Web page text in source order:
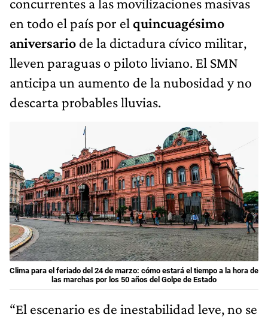
en todo el país por el quincuagésimo
aniversario de la dictadura cívico militar,
lleven paraguas o piloto liviano. El SMN
anticipa un aumento de la nubosidad y no
descarta probables lluvias.
Clima para el feriado del 24 de marzo: cómo estará el tiempo a la hora de
las marchas por los 50 años del Golpe de Estado
“El escenario es de inestabilidad leve, no se